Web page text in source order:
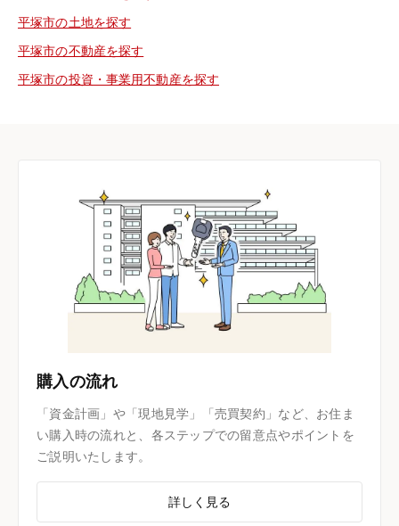
平塚市の土地を探す
平塚市の不動産を探す
平塚市の投資・事業用不動産を探す
購入の流れ
「資金計画」や「現地見学」「売買契約」など、お住ま
い購入時の流れと、各ステップでの留意点やポイントを
ご説明いたします。
詳しく見る